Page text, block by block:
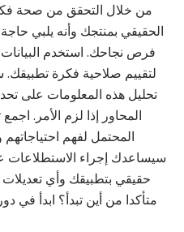
من خلال التحقق من صحة
الحقيقي بمنتجك وأنه يلبي
فرص نجاحك. استخدم
تحليل هذه المعلومات على
المحاور إذا لزم الأمر.
المحتمل لفهم
سيساعدك إجراء الاستطلاعات
حقيقي بتطبيقك وأي
متأكدا من أين تبدأ؟ ابدأ في